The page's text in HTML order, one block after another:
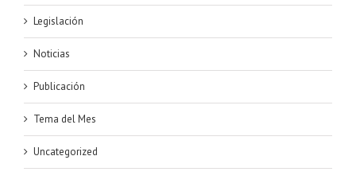
Legislación
Noticias
Publicación
Tema del Mes
Uncategorized